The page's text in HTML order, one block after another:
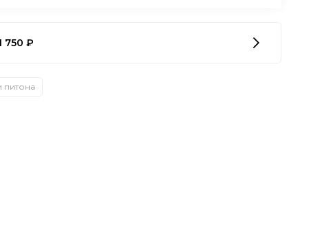
750 ₽
питона